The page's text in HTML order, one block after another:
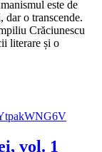
este de
dar o transcende.
Crăciunescu
literare și o
vol. 1